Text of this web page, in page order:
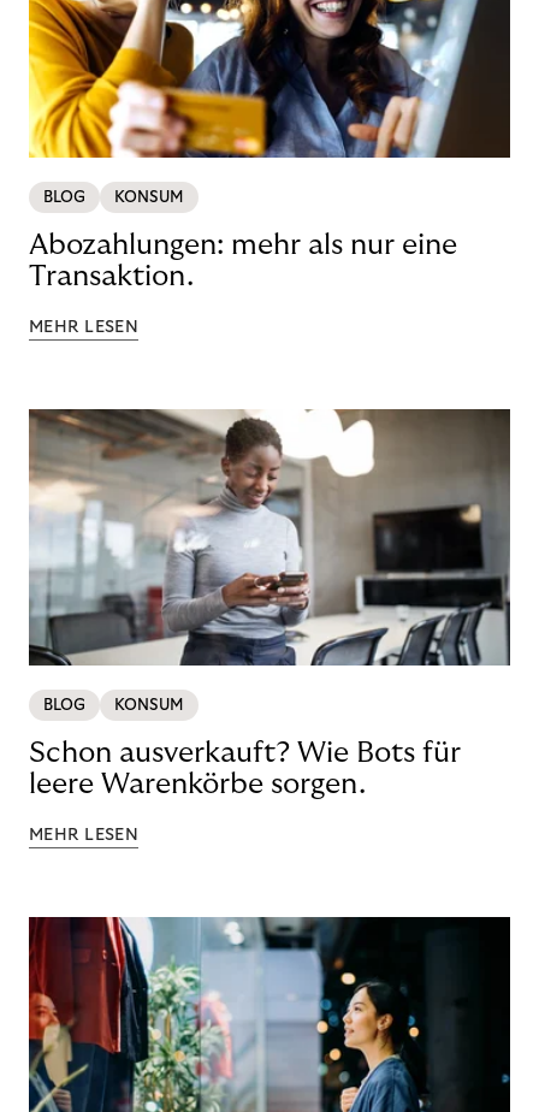
BLOG KONSUM
Abozahlungen: mehr als nur eine
Transaktion.
MEHR LESEN
BLOG KONSUM
Schon ausverkauft? Wie Bots für
leere Warenkörbe sorgen.
MEHR LESEN